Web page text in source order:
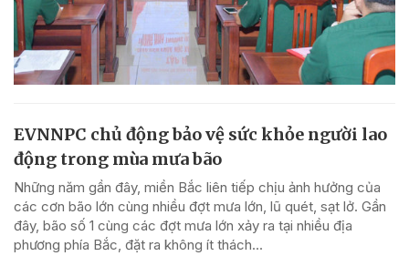
EVNNPC chủ động bảo vệ sức khỏe người lao
động trong mùa mưa bão
Những năm gần đây, miền Bắc liên tiếp chịu ảnh hưởng của
các cơn bão lớn cùng nhiều đợt mưa lớn, lũ quét, sạt lở. Gần
đây, bão số 1 cùng các đợt mưa lớn xảy ra tại nhiều địa
phương phía Bắc, đặt ra không ít thách...